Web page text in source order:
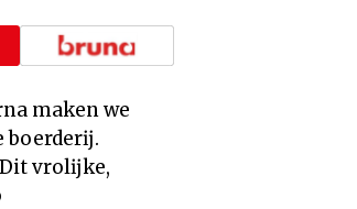
maken we
boerderĳ.
vrolĳke,